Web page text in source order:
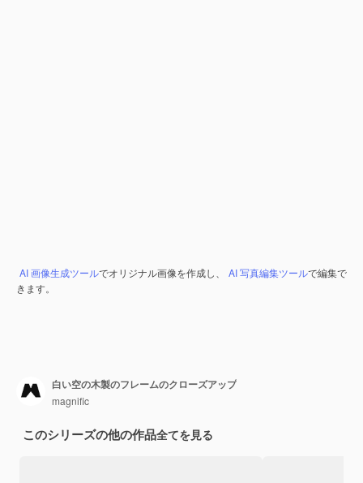
AI 画像生成ツールでオリジナル画像を作成し、 AI 写真編集ツールで編集で
きます。
白い空の木製のフレームのクローズアップ
magnific
このシリーズの他の作品全てを見る